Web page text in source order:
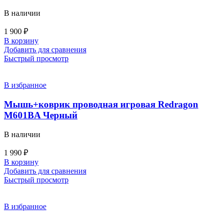
В наличии
1 900 ₽
В корзину
Добавить для сравнения
Быстрый просмотр
В избранное
Мышь+коврик проводная игровая Redragon
M601BA Черный
В наличии
1 990 ₽
В корзину
Добавить для сравнения
Быстрый просмотр
В избранное